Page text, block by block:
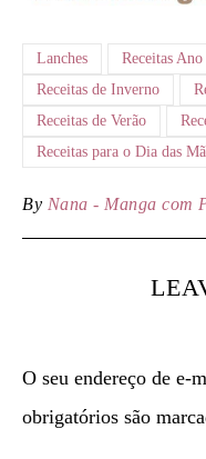
Lanches Receitas
Receitas de Inverno
Receitas de Verão
Receitas para o Dia das
By Nana - Manga com
O seu endereço de e-
obrigatórios são